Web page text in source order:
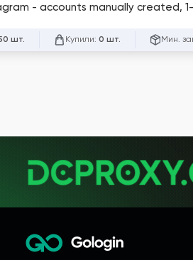
- accounts manually created,
шт. Купили: 0 шт. Мин.